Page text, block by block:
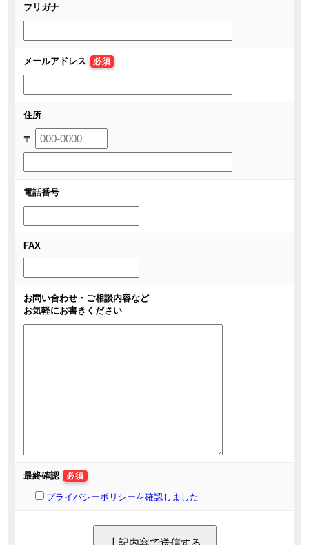
フリガナ
メールアドレス 必須
住所
〒
電話番号
FAX
お問い合わせ・ご相談内容など
お気軽にお書きください
最終確認 必須
プライバシーポリシーを確認しました